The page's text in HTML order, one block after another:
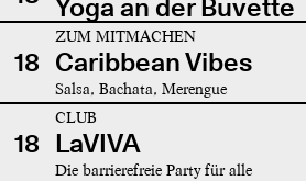
Yoga an der Buvette
18
ZUM MITMACHEN
Caribbean Vibes
Salsa, Bachata, Merengue
18
CLUB
LaVIVA
Die barrierefreie Party für alle